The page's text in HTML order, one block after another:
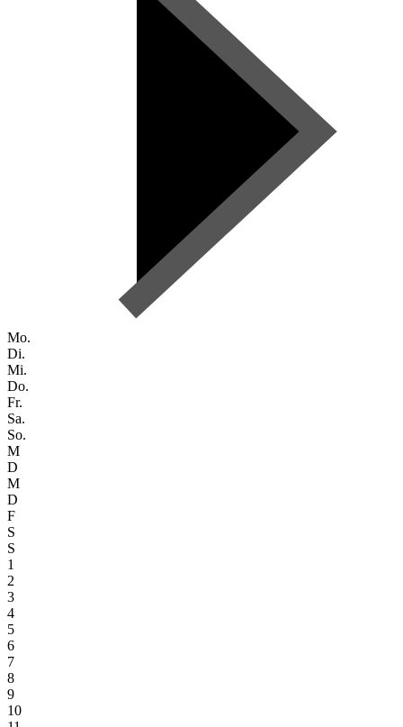
Mo.
Di.
Mi.
Do.
Fr.
Sa.
So.
M
D
M
D
F
S
S
1
2
3
4
5
6
7
8
9
10